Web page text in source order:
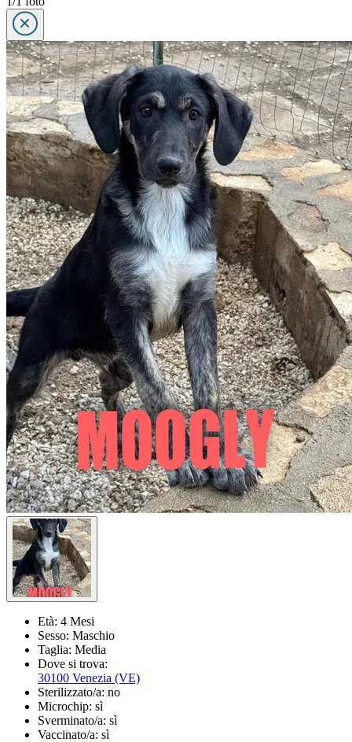
Età: 4 Mesi
Sesso: Maschio
Taglia: Media
Dove si trova:
30100 Venezia (VE)
Sterilizzato/a: no
Microchip: sì
Sverminato/a: sì
Vaccinato/a: sì